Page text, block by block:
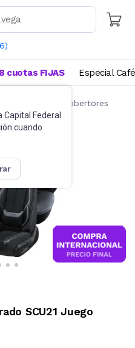
)
Capital Federal
cuando
cuotas FIJAS Especial Café
Fundas y cobertores
SCU21 Juego